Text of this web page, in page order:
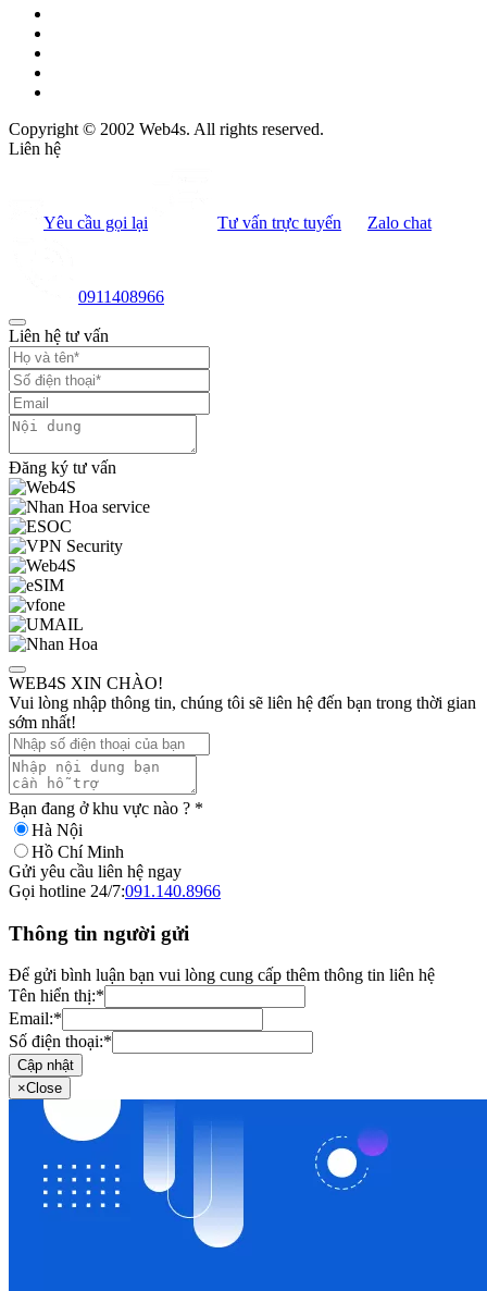
Copyright © 2002 Web4s. All rights reserved.
Liên hệ
Yêu cầu gọi lại Tư vấn trực tuyến Zalo chat
0911408966
Liên hệ tư vấn
Đăng ký tư vấn
WEB4S XIN CHÀO!
Vui lòng nhập thông tin, chúng tôi sẽ liên hệ đến bạn trong thời gian
sớm nhất!
Bạn đang ở khu vực nào ? *
Hà Nội
Hồ Chí Minh
Gửi yêu cầu liên hệ ngay
Gọi hotline 24/7:091.140.8966
Thông tin người gửi
Để gửi bình luận bạn vui lòng cung cấp thêm thông tin liên hệ
Tên hiển thị:*
Email:*
Số điện thoại:*
Cập nhật
×Close